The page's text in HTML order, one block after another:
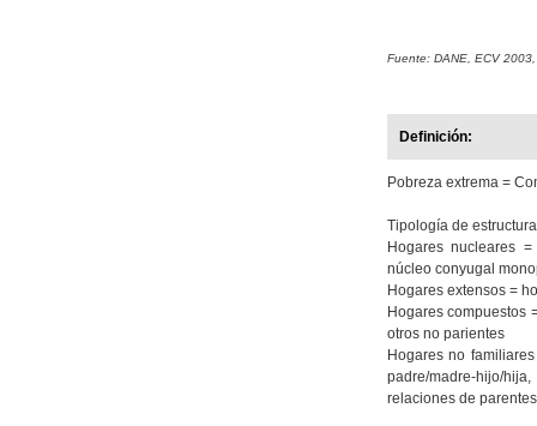
Fuente: DANE, ECV
Definición:
Pobreza extrema =
Tipología de
Hogares nucleares
núcleo conyugal
Hogares extensos =
Hogares compuestos
otros no parientes
Hogares no
padre/madre-hijo/
relaciones de